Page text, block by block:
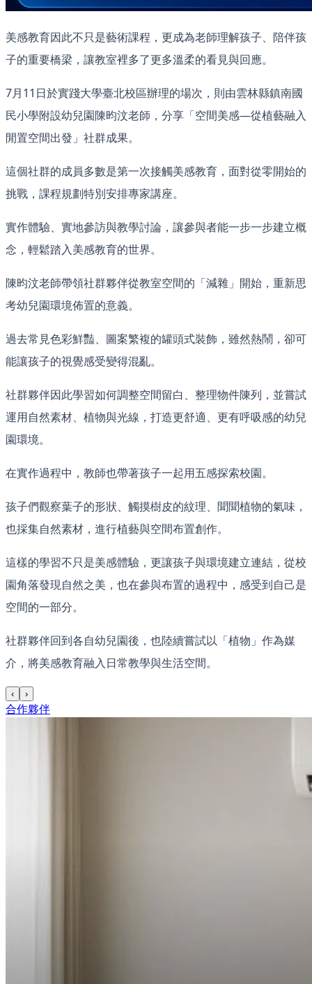
美感教育因此不只是藝術課程，更成為老師理解孩子、陪伴孩
子的重要橋梁，讓教室裡多了更多溫柔的看見與回應。
7月11日於實踐大學臺北校區辦理的場次，則由雲林縣鎮南國
民小學附設幼兒園陳昀汶老師，分享「空間美感—從植藝融入
閒置空間出發」社群成果。
這個社群的成員多數是第一次接觸美感教育，面對從零開始的
挑戰，課程規劃特別安排專家講座。
實作體驗、實地參訪與教學討論，讓參與者能一步一步建立概
念，輕鬆踏入美感教育的世界。
陳昀汶老師帶領社群夥伴從教室空間的「減雜」開始，重新思
考幼兒園環境佈置的意義。
過去常見色彩鮮豔、圖案繁複的罐頭式裝飾，雖然熱鬧，卻可
能讓孩子的視覺感受變得混亂。
社群夥伴因此學習如何調整空間留白、整理物件陳列，並嘗試
運用自然素材、植物與光線，打造更舒適、更有呼吸感的幼兒
園環境。
在實作過程中，教師也帶著孩子一起用五感探索校園。
孩子們觀察葉子的形狀、觸摸樹皮的紋理、聞聞植物的氣味，
也採集自然素材，進行植藝與空間布置創作。
這樣的學習不只是美感體驗，更讓孩子與環境建立連結，從校
園角落發現自然之美，也在參與布置的過程中，感受到自己是
空間的一部分。
社群夥伴回到各自幼兒園後，也陸續嘗試以「植物」作為媒
介，將美感教育融入日常教學與生活空間。
‹ ›
合作夥伴